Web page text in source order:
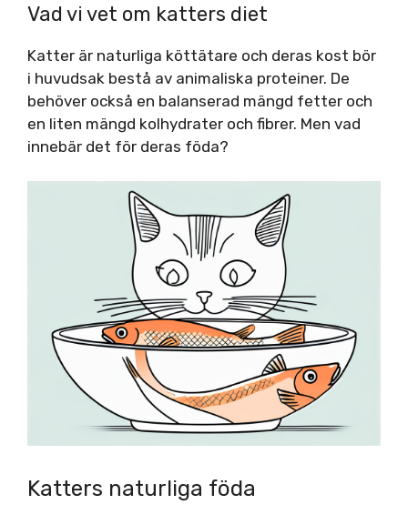
Vad vi vet om katters diet
Katter är naturliga köttätare och deras kost bör
i huvudsak bestå av animaliska proteiner. De
behöver också en balanserad mängd fetter och
en liten mängd kolhydrater och fibrer. Men vad
innebär det för deras föda?
Katters naturliga föda